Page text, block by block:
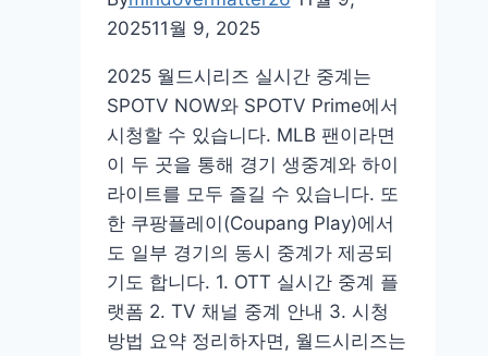
임
사
이
트
홈
페
이
지
바
로
가
기
202511월 9, 2025
2025 월드시리즈 실시간 중계는
SPOTV NOW와 SPOTV Prime에서
시청할 수 있습니다. MLB 팬이라면
이 두 곳을 통해 경기 생중계와 하이
라이트를 모두 즐길 수 있습니다. 또
한 쿠팡플레이(Coupang Play)에서
도 일부 경기의 동시 중계가 제공되
기도 합니다. 1. OTT 실시간 중계 플
랫폼 2. TV 채널 중계 안내 3. 시청
방법 요약 정리하자면, 월드시리즈는